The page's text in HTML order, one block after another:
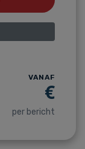
VANAF
€
per bericht